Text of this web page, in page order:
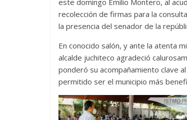
recolección de firmas para la
la presencia del senador de la
En conocido salón, y ante la atenta
alcalde juchiteco agradeció
ponderó su acompañamiento clave
permitido ser el municipio más